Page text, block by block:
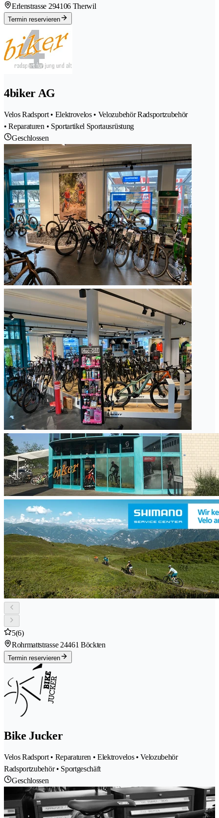
Erlenstrasse 294106 Therwil
Termin reservieren
4biker AG
Velos Radsport • Elektrovelos • Velozubehör Radsportzubehör
• Reparaturen • Sportartikel Sportausrüstung
Geschlossen
5(6)
Rohrmattstrasse 24461 Böckten
Termin reservieren
Bike Jucker
Velos Radsport • Reparaturen • Elektrovelos • Velozubehör
Radsportzubehör • Sportgeschäft
Geschlossen